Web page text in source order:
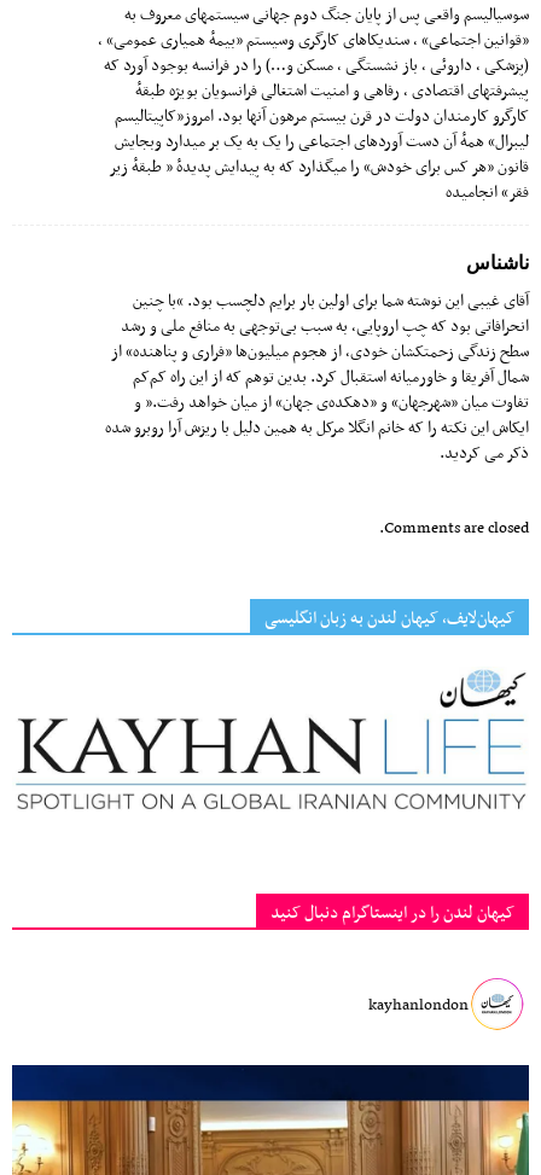
سوسیالیسم واقعی پس از پایان جنگ دوم جهانی سیستمهای معروف به
«قوانین اجتماعی» ، سندیکاهای کارگری وسیستم «بیمهٔ همیاری عمومی» ،
(پزشکی ، داروئی ، باز نشستگی ، مسکن و…) را در فرانسه بوجود آورد که
پیشرفتهای اقتصادی ، رفاهی و امنیت اشتغالی فرانسویان بویژه طبقهٔ
کارگرو کارمندان دولت در قرن بیستم مرهون آنها بود. امروز«کاپیتالیسم
لیبرال» همهٔ آن دست آوردهای اجتماعی را یک به یک بر میدارد وبجایش
قانون «هر کس برای خودش» را میگذارد که به پیدایش پدیدهٔ « طبقهٔ زیر
فقر» انجامیده
ناشناس
آقای غیبی این نوشته شما برای اولین بار برایم دلچسب بود. “با چنین
انحرافاتی بود که چپ اروپایی، به سبب بی‌توجهی به منافع ملی و رشد
سطح زندگی زحمتکشان خودی، از هجوم میلیون‌ها «فراری و پناهنده» از
شمال آفریقا و خاورمیانه استقبال کرد. بدین توهم که از این راه کم‌کم
تفاوت میان «شهرجهان» و «دهکد‌ه‌ی جهان» از میان خواهد رفت.” و
ایکاش این نکته را که خانم انگلا مرکل به همین دلیل با ریزش آرا روبرو شده
ذکر می کردید.
Comments are closed.
کیهان‌لایف، کیهان لندن به زبان انگلیسی
کیهان لندن را در اینستاگرام دنبال کنید
kayhanlondon